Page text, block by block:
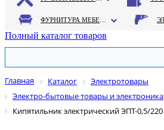
Полный каталог товаров
Главная Каталог
Электротовары
Электро-бытовые товары и электроника
Кипятильник электрический ЭПТ-0,5/220